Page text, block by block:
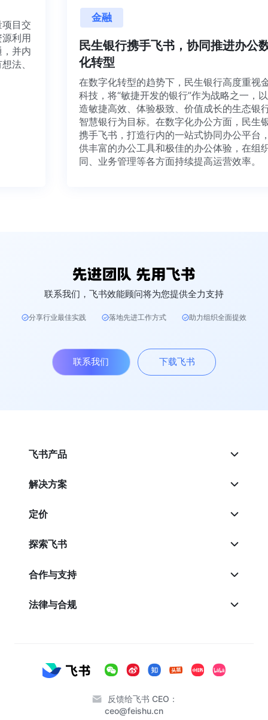
项目交
源利用
，并内
想法、
金融
民生银行携手飞书，协同推进办
化转型
在数字化转型的趋势下，民生银行高度重
科技，将“敏捷开发的银行”作为战略之一
造敏捷高效、体验极致、价值成长的生态
智慧银行为目标。在数字化办公方面，民
携手飞书，打造行内的一站式协同办公平
供丰富的办公工具和极佳的办公体验，在
同、业务管理等各方面持续提高运营效率
联系我们，飞书效能顾问将为您提供全力支持
分享行业最佳实践 落地先进工作方式 助力组织全面提效
联系我们 下载飞书
飞书产品
解决方案
定价
探索飞书
合作与支持
法律与合规
反馈给飞书 CEO：
ceo@feishu.cn